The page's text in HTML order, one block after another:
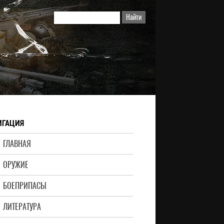
ГЛАВНАЯ
ОРУЖИЕ
БОЕПРИПАСЫ
ЛИТЕРАТУРА